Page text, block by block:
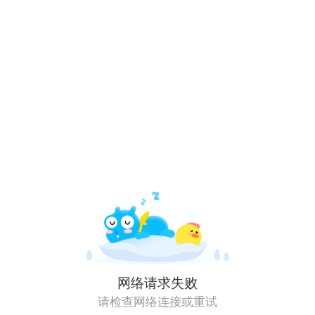
网络请求失败
请检查网络连接或重试